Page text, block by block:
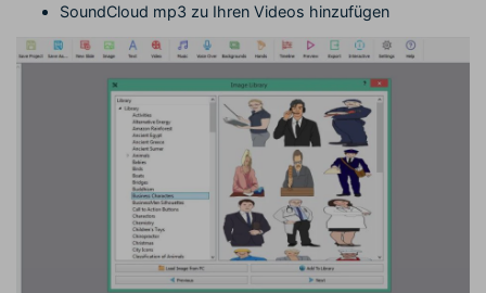
SoundCloud mp3 zu Ihren Videos hinzufügen